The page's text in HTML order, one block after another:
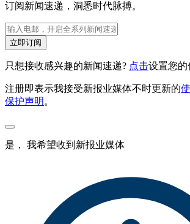
订阅新闻速递，洞悉时代脉搏。
立即订阅
只想接收感兴趣的新闻速递? 点击设置您的
注册即表示我接受新报业媒体不时更新的
保护声明 。
是， 我希望收到新报业媒体